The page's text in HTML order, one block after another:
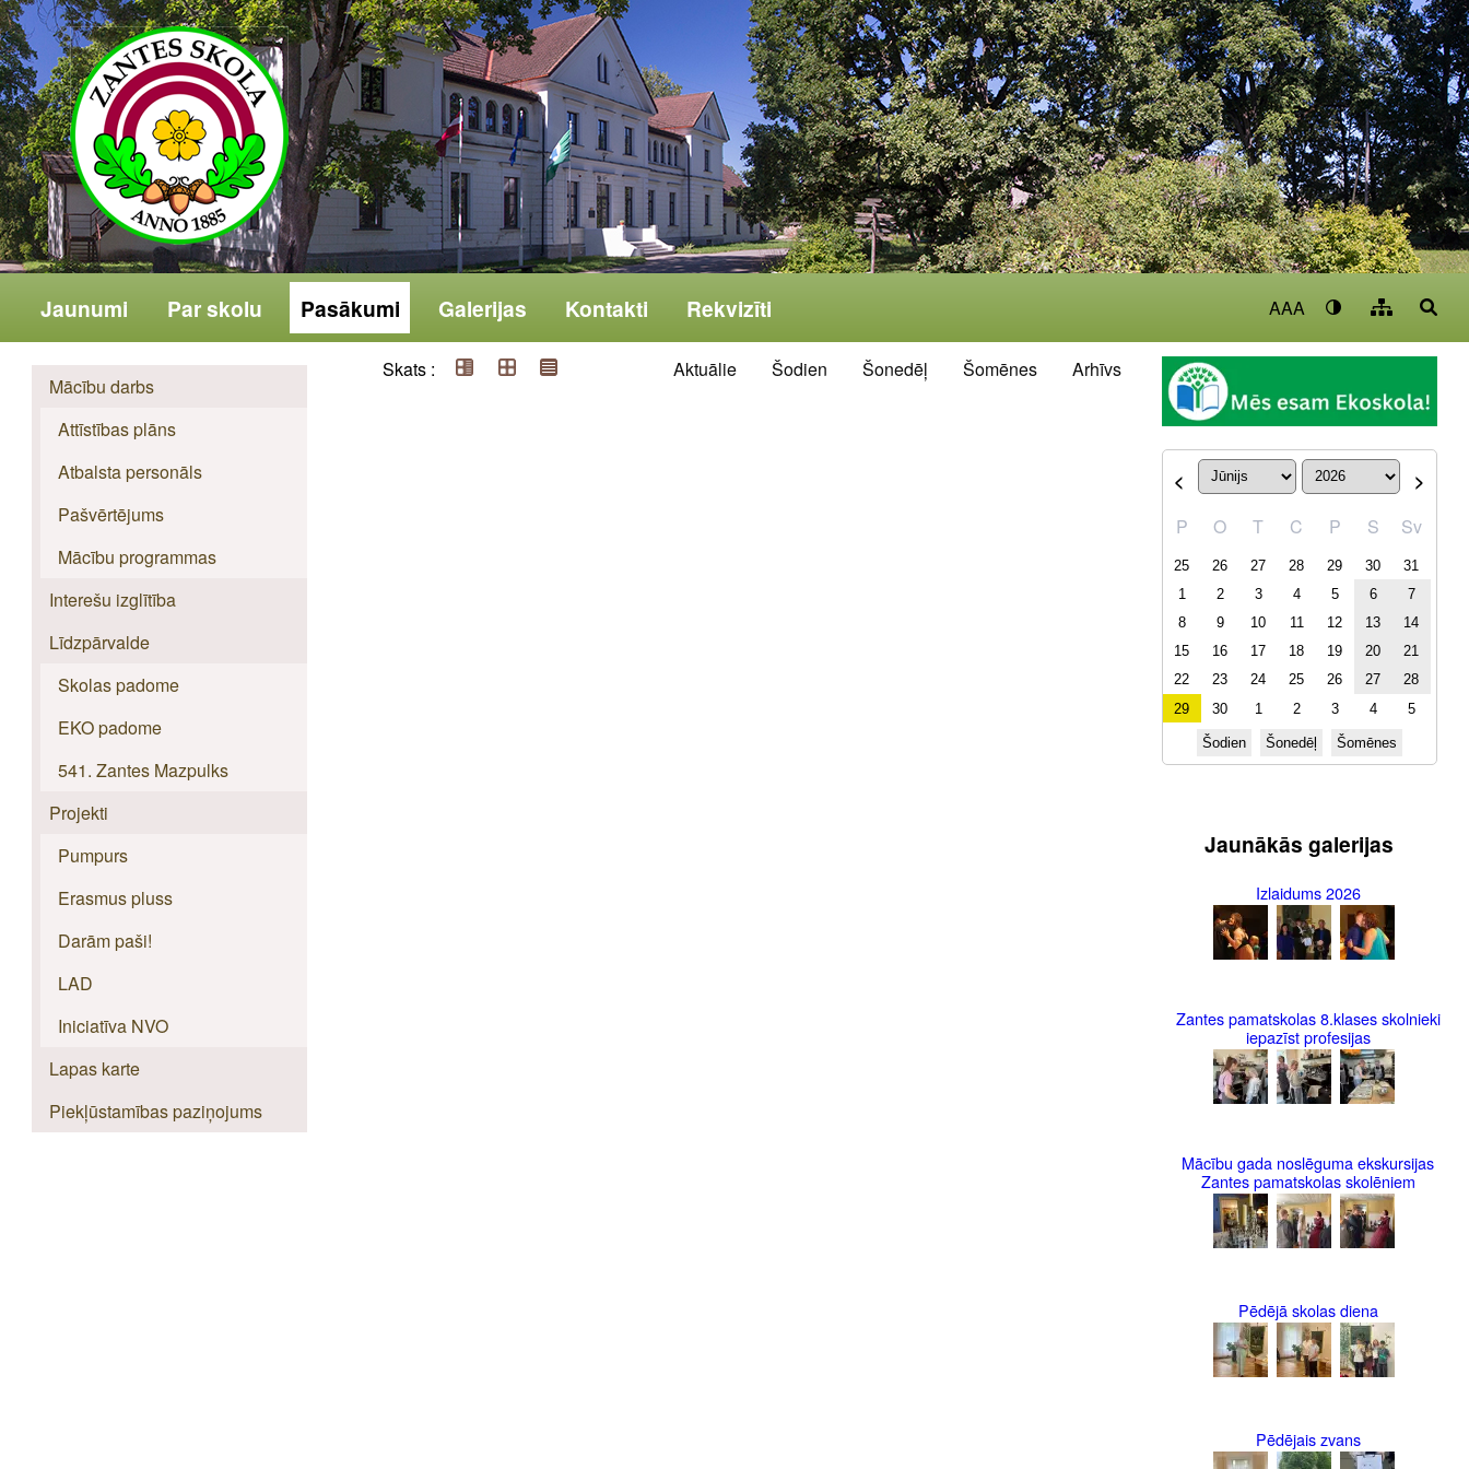
Jaunumi Par skolu Pasākumi Galerijas Kontakti Rekvizīti AAA
Mācību darbs
Attīstības plāns
Atbalsta personāls
Pašvērtējums
Mācību programmas
Interešu izglītība
Līdzpārvalde
Skolas padome
EKO padome
541. Zantes Mazpulks
Projekti
Pumpurs
Erasmus pluss
Darām paši!
LAD
Iniciatīva NVO
Lapas karte
Piekļūstamības paziņojums
Skats : Aktuālie Šodien Šonedēļ Šomēnes Arhīvs
<
>
P
O T C P S Sv
25 26 27 28 29 30
31
1
2 3 4 5 6
7
8
9 10 11 12 13
14
15
16 17 18 19 20
21
22
23 24 25 26 27
28
29
30 1 2 3 4 5
Šodien Šonedēļ Šomēnes
Jaunākās galerijas
Izlaidums 2026
Zantes pamatskolas 8.klases skolnieki
iepazīst profesijas
Mācību gada noslēguma ekskursijas
Zantes pamatskolas skolēniem
Pēdējā skolas diena
Pēdējais zvans